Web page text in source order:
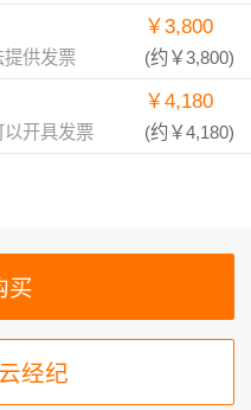
提供发票
￥3,800
(约￥3,800)
以开具发票
￥4,180
(约￥4,180)
经纪